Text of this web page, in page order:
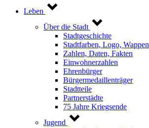
Leben
Über die Stadt
Stadtgeschichte
Stadtfarben, Logo, Wappen
Zahlen, Daten, Fakten
Einwohnerzahlen
Ehrenbürger
Bürgermedaillenträger
Stadtteile
Partnerstädte
75 Jahre Kriegsende
Jugend